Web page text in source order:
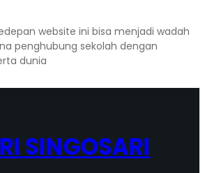
website ini bisa menjadi wadah
penghubung sekolah dengan
dunia
SINGOSARI